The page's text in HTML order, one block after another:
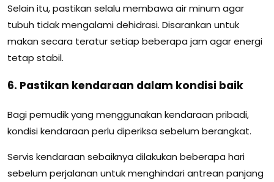
Selain itu, pastikan selalu membawa air minum agar
tubuh tidak mengalami dehidrasi. Disarankan untuk
makan secara teratur setiap beberapa jam agar energi
tetap stabil.
6. Pastikan kendaraan dalam kondisi baik
Bagi pemudik yang menggunakan kendaraan pribadi,
kondisi kendaraan perlu diperiksa sebelum berangkat.
Servis kendaraan sebaiknya dilakukan beberapa hari
sebelum perjalanan untuk menghindari antrean panjang